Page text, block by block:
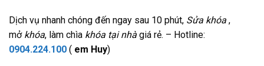
Dịch vụ nhanh chóng đến ngay sau 10 phút, Sửa khóa ,
mở khóa, làm chìa khóa tại nhà giá rẻ. – Hotline:
0904.224.100 ( em Huy)